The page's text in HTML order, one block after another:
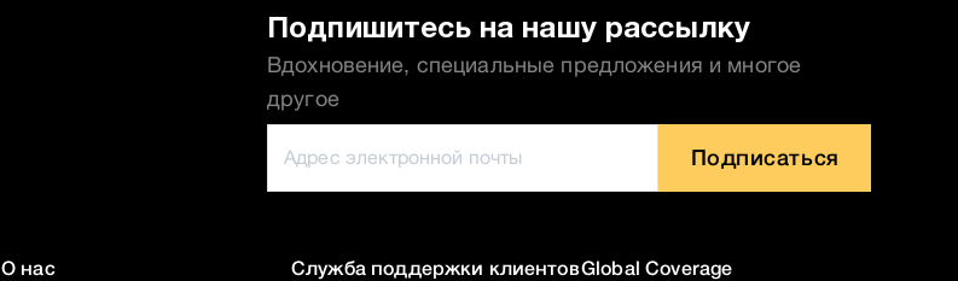
Подпишитесь на нашу рассылку
Вдохновение, специальные предложения и многое
другое
Подписаться
О нас Служба поддержки клиентовGlobal Coverage